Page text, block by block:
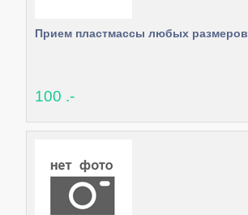
Прием пластмассы любых размеров
100 .-